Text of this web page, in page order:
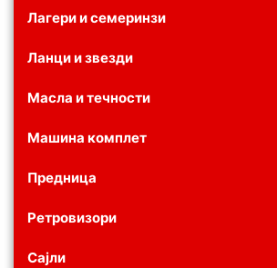
Лагери и семеринзи
Ланци и звезди
Масла и течности
Машина комплет
Предница
Ретровизори
Сајли